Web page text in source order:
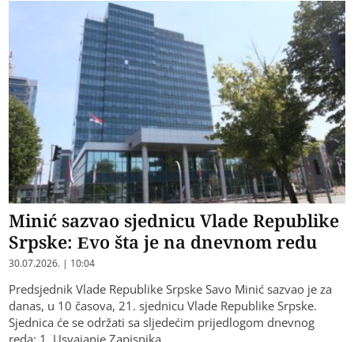
Minić sazvao sjednicu Vlade Republike
Srpske: Evo šta je na dnevnom redu
30.07.2026. | 10:04
Predsjednik Vlade Republike Srpske Savo Minić sazvao je za
danas, u 10 časova, 21. sjednicu Vlade Republike Srpske.
Sjednica će se održati sa sljedećim prijedlogom dnevnog
reda: 1. Usvajanje Zapisnika…